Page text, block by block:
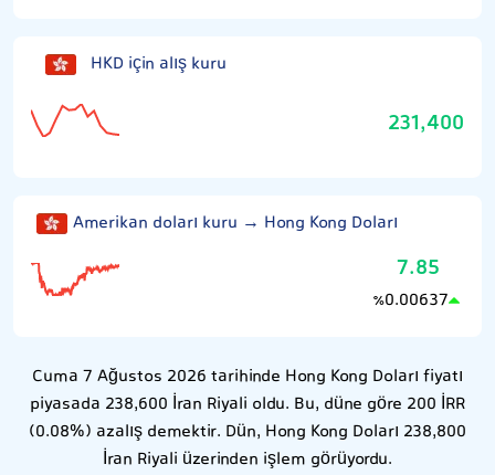
HKD için alış kuru
231,400
Amerikan doları kuru → Hong Kong Doları
7.85
٪0.00637
Cuma 7 Ağustos 2026 tarihinde Hong Kong Doları fiyatı
piyasada 238,600 İran Riyali oldu. Bu, düne göre 200 İRR
(0.08%) azalış demektir. Dün, Hong Kong Doları 238,800
İran Riyali üzerinden işlem görüyordu.